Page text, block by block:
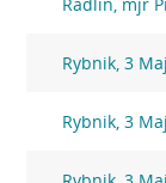
Rybnik, 3
Rybnik, 3